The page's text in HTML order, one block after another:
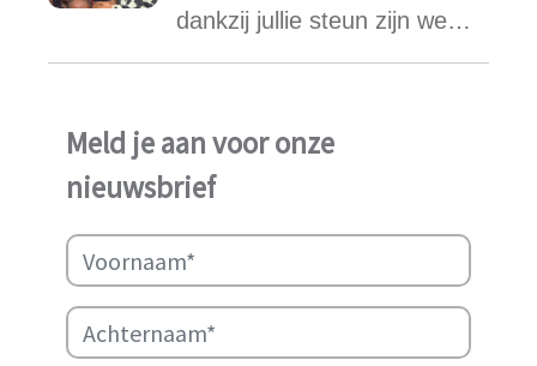
vonden.
dankzij jullie steun zijn we
ook in het afgelopen jaar
ondersteunen.
Meld je aan voor onze
nieuwsbrief